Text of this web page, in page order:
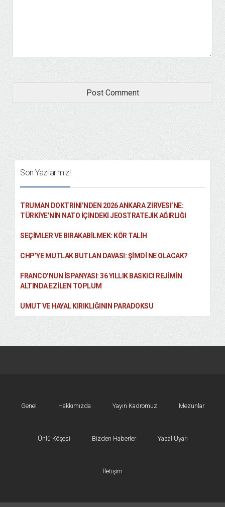
Son Yazılarımız!
TRUMAN DOKTRINI’NDEN 2026 ANKARA ZIRVESI’NE:
TÜRKIYE’NIN NATO İÇINDEKI JEOSTRATEJIK AĞIRLIĞI
SEÇIMLER VE BIRAKABILMEK: KÖR TALIH
CHP’YE MUTLAK BUTLAN DAVASI: ŞİMDİ NE OLACAK?
FRANCO’NUN İSPANYASI: 36 YILLIK BASKICI REJIMIN
ALTINDA EZILEN TOPLUM
UMUT VE HAYAL KIRIKLIĞININ PARADOKSU
Genel Hakkımızda Yayın Kadromuz Mezunlar
Ünlü Köşesi Bizden Haberler Yasal Uyarı
İletişim